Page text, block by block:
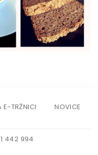
E-TRŽNICI NOVICE
442 994